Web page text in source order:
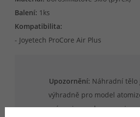
Balení: 1ks
Kompatibilita:
- Joyetech ProCore Air Plus
Upozornění: Náhradní tělo
výhradně pro model
název je uveden v popisu